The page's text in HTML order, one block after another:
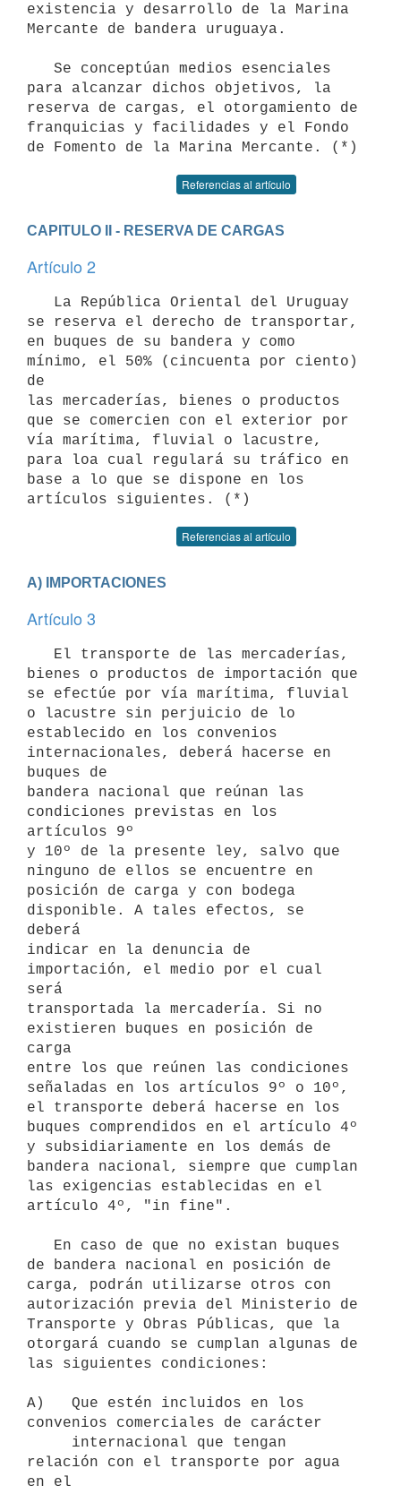
existencia y desarrollo de la Marina
Mercante de bandera uruguaya.
para alcanzar dichos objetivos, la
reserva de cargas, el otorgamiento de
franquicias y facilidades y el Fondo
Referencias al artículo
CAPITULO II - RESERVA DE CARGAS
Artículo 2
se reserva el derecho de transportar,
en buques de su bandera y como
mínimo, el 50% (cincuenta por ciento)
de
las mercaderías, bienes o productos
que se comercien con el exterior por
vía marítima, fluvial o lacustre,
para loa cual regulará su tráfico en
base a lo que se dispone en los
Referencias al artículo
A) IMPORTACIONES
Artículo 3
bienes o productos de importación que
se efectúe por vía marítima, fluvial
o lacustre sin perjuicio de lo
establecido en los convenios
internacionales, deberá hacerse en
buques de
bandera nacional que reúnan las
condiciones previstas en los
artículos 9º
y 10º de la presente ley, salvo que
ninguno de ellos se encuentre en
posición de carga y con bodega
disponible. A tales efectos, se
deberá
indicar en la denuncia de
importación, el medio por el cual
será
transportada la mercadería. Si no
existieren buques en posición de
carga
entre los que reúnen las condiciones
señaladas en los artículos 9º o 10º,
el transporte deberá hacerse en los
buques comprendidos en el artículo 4º
y subsidiariamente en los demás de
bandera nacional, siempre que cumplan
las exigencias establecidas en el
artículo 4º, "in fine".
de bandera nacional en posición de
carga, podrán utilizarse otros con
autorización previa del Ministerio de
Transporte y Obras Públicas, que la
otorgará cuando se cumplan algunas de
las siguientes condiciones:
A)   Que estén incluidos en los
convenios comerciales de carácter
relación con el transporte por agua
en el